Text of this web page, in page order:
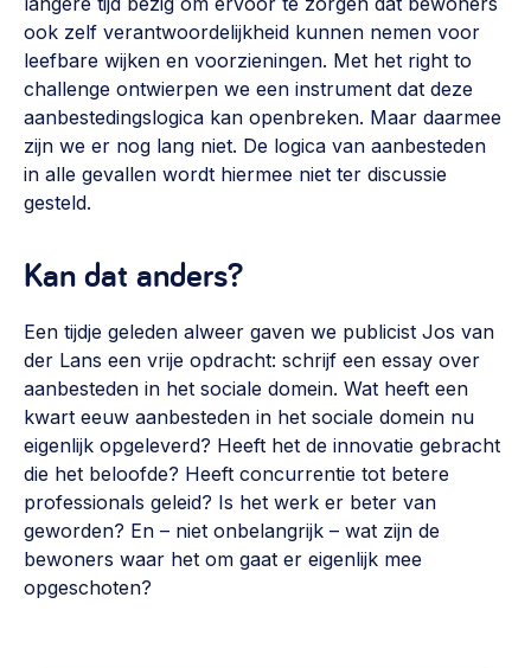
Omgevingswet en gebiedsontwikkeling
invoering omgevingswet, participatie,
gebiedsontwikkeling>
ook zelf verantwoordelijkheid kunnen nemen voor
leefbare wijken en voorzieningen. Met het right to
challenge ontwierpen we een instrument dat deze
aanbestedingslogica kan openbreken. Maar daarmee
zijn we er nog lang niet. De logica van aanbesteden
in alle gevallen wordt hiermee niet ter discussie
gesteld.
Kan dat anders?
Een tijdje geleden alweer gaven we publicist Jos van
der Lans een vrije opdracht: schrijf een essay over
aanbesteden in het sociale domein. Wat heeft een
kwart eeuw aanbesteden in het sociale domein nu
eigenlijk opgeleverd? Heeft het de innovatie gebracht
die het beloofde? Heeft concurrentie tot betere
professionals geleid? Is het werk er beter van
geworden? En – niet onbelangrijk – wat zijn de
bewoners waar het om gaat er eigenlijk mee
opgeschoten?